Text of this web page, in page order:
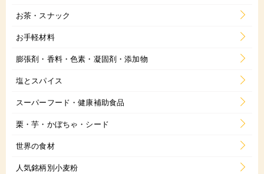
お茶・スナック
お手軽材料
膨張剤・香料・色素・凝固剤・添加物
塩とスパイス
スーパーフード・健康補助食品
栗・芋・かぼちゃ・シード
世界の食材
人気銘柄別小麦粉